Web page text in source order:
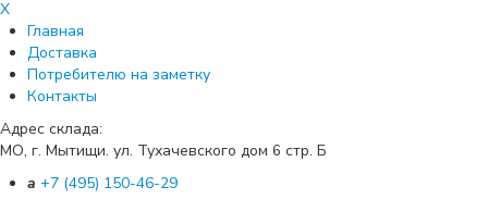
X
Главная
Доставка
Потребителю на заметку
Контакты
Адрес склада:
МО, г. Мытищи. ул. Тухачевского дом 6 стр. Б
a +7 (495) 150-46-29